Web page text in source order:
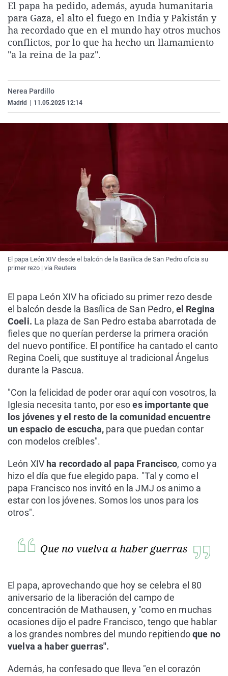
La rosa de los vientos
Gente viajera
Como el perro y el
Caso
Retornados
Equipo de
Extremadura
Galicia
La Rioja
País Vasco
Virales
Televisión
Elecciones
El papa ha pedido, además, ayuda humanitaria
para Gaza, el alto el fuego en India y Pakistán y
ha recordado que en el mundo hay otros muchos
conflictos, por lo que ha hecho un llamamiento
"a la reina de la paz".
Nerea Pardillo
Madrid 11.05.2025 12:14
El papa León XIV desde el balcón de la Basílica de San Pedro oficia su
primer rezo | via Reuters
El papa León XIV ha oficiado su primer rezo desde
el balcón desde la Basílica de San Pedro, el Regina
Coeli. La plaza de San Pedro estaba abarrotada de
fieles que no querían perderse la primera oración
del nuevo pontífice. El pontífice ha cantado el canto
Regina Coeli, que sustituye al tradicional Ángelus
durante la Pascua.
"Con la felicidad de poder orar aquí con vosotros, la
Iglesia necesita tanto, por esoes importante que
los jóvenes y el resto de la comunidad encuentre
un espacio de escucha, para que puedan contar
con modelos creíbles".
León XIV ha recordado al papa Francisco, como ya
hizo el día que fue elegido papa. "Tal y como el
papa Francisco nos invitó en la JMJ os animo a
estar con los jóvenes. Somos los unos para los
otros".
Que no vuelva a haber guerras
El papa, aprovechando que hoy se celebra el 80
aniversario de la liberación del campo de
concentración de Mathausen, y "como en muchas
ocasiones dijo el padre Francisco, tengo que hablar
a los grandes nombres del mundo repitiendoque no
vuelva a haber guerras".
Además, ha confesado que lleva "en el corazón